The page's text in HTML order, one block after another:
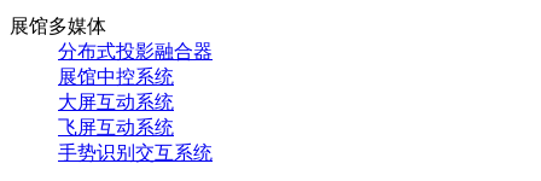
展馆多媒体
分布式投影融合器
展馆中控系统
大屏互动系统
飞屏互动系统
手势识别交互系统